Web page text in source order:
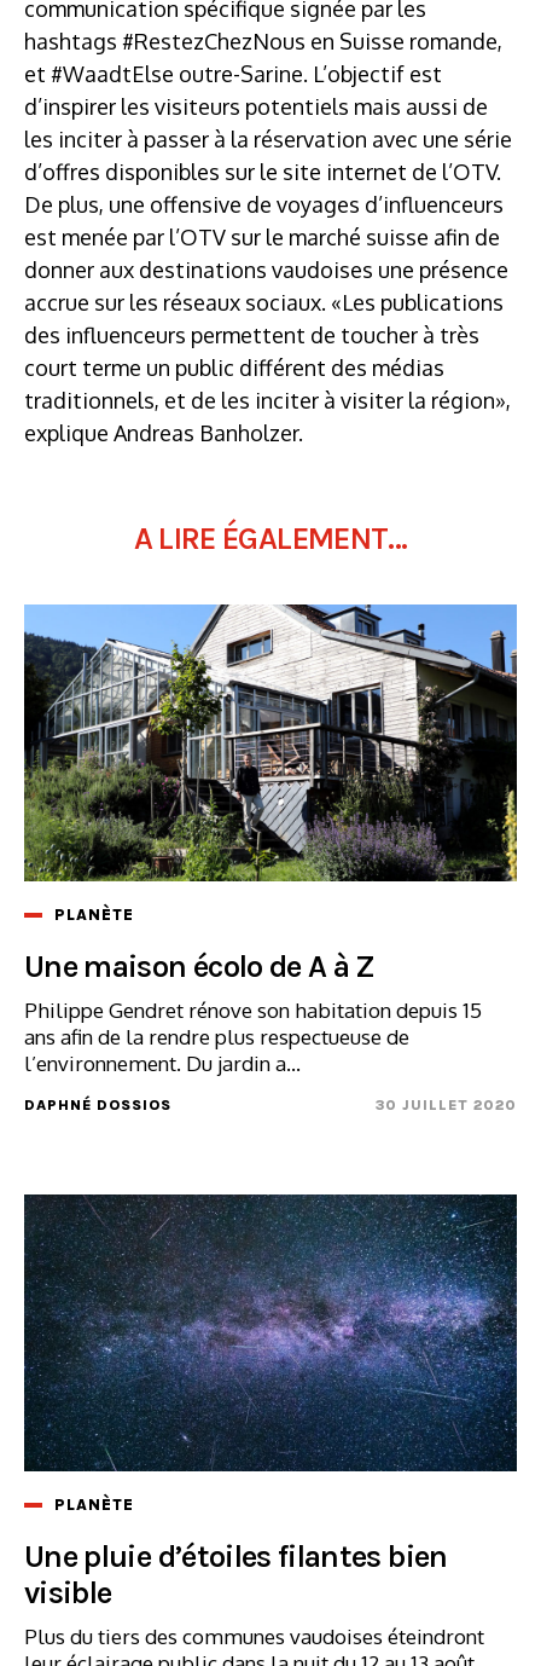
communication spécifique signée par les
hashtags #RestezChezNous en Suisse romande,
et #WaadtElse outre-Sarine. L’objectif est
d’inspirer les visiteurs potentiels mais aussi de
les inciter à passer à la réservation avec une série
d’offres disponibles sur le site internet de l’OTV.
De plus, une offensive de voyages d’influenceurs
est menée par l’OTV sur le marché suisse afin de
donner aux destinations vaudoises une présence
accrue sur les réseaux sociaux. «Les publications
des influenceurs permettent de toucher à très
court terme un public différent des médias
traditionnels, et de les inciter à visiter la région»,
explique Andreas Banholzer.
A LIRE ÉGALEMENT...
PLANÈTE
Une maison écolo de A à Z
Philippe Gendret rénove son habitation depuis 15
ans afin de la rendre plus respectueuse de
l’environnement. Du jardin a...
DAPHNÉ DOSSIOS 30 JUILLET 2020
PLANÈTE
Une pluie d’étoiles filantes bien
visible
Plus du tiers des communes vaudoises éteindront